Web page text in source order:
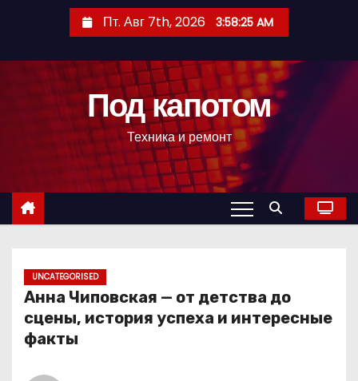
с
Пт. Авг 7th, 2026 3:58:26 AM
Под капотом
Техника и ремонт
UNCATEGORISED
Анна Чиповская — от детства до
сцены, история успеха и интересные
факты